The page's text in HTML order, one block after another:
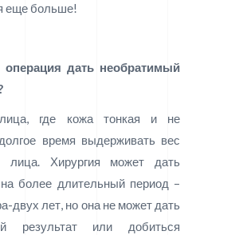
еще больше!
дать необратимый
где кожа тонкая и не
время выдерживать вес
лица. Хирургия может дать
на более длительный период –
двух лет, но она не может дать
результат или добиться